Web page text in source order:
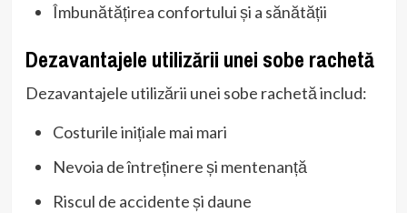
Îmbunătățirea confortului și a sănătății
Dezavantajele utilizării unei sobe rachetă
Dezavantajele utilizării unei sobe rachetă includ:
Costurile inițiale mai mari
Nevoia de întreținere și mentenanță
Riscul de accidente și daune